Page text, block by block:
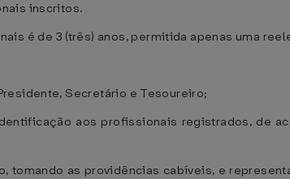
inscritos.
é de 3 (três) anos, permitida apenas uma
Secretário e Tesoureiro;
aos profissionais registrados, de
as providências cabíveis, e